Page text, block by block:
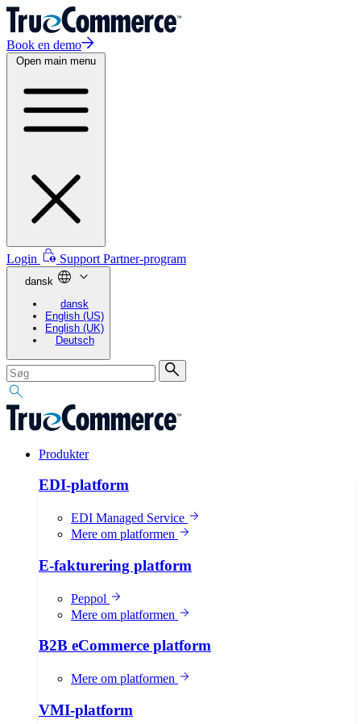
Book en demo
Open main menu
Login Support Partner-program
dansk
dansk
English (US)
English (UK)
Deutsch
Produkter
EDI-platform
EDI Managed Service
Mere om platformen
E-fakturering platform
Peppol
Mere om platformen
B2B eCommerce platform
Mere om platformen
VMI-platform